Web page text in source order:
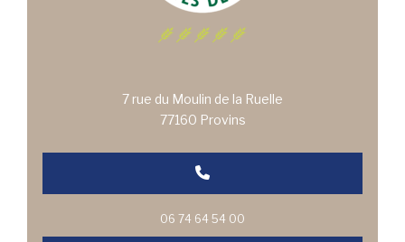
7 rue du Moulin de la Ruelle
77160 Provins
06 74 64 54 00